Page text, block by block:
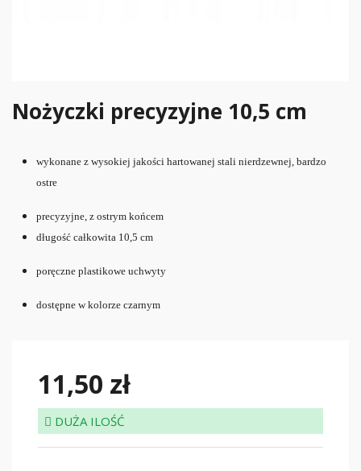
Nożyczki precyzyjne 10,5 cm
wykonane z wysokiej jakości hartowanej stali nierdzewnej, bardzo
ostre
precyzyjne, z ostrym końcem
długość całkowita 10,5 cm
poręczne plastikowe uchwyty
dostępne w kolorze czarnym
11,50 zł
DUŻA ILOŚĆ